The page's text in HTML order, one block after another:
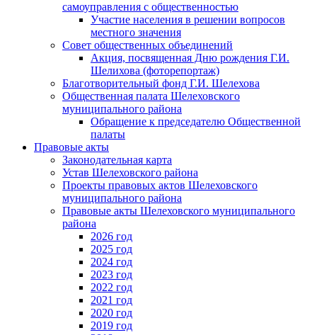
самоуправления с общественностью
Участие населения в решении вопросов
местного значения
Совет общественных объединений
Акция, посвященная Дню рождения Г.И.
Шелихова (фоторепортаж)
Благотворительный фонд Г.И. Шелехова
Общественная палата Шелеховского
муниципального района
Обращение к председателю Общественной
палаты
Правовые акты
Законодательная карта
Устав Шелеховского района
Проекты правовых актов Шелеховского
муниципального района
Правовые акты Шелеховского муниципального
района
2026 год
2025 год
2024 год
2023 год
2022 год
2021 год
2020 год
2019 год